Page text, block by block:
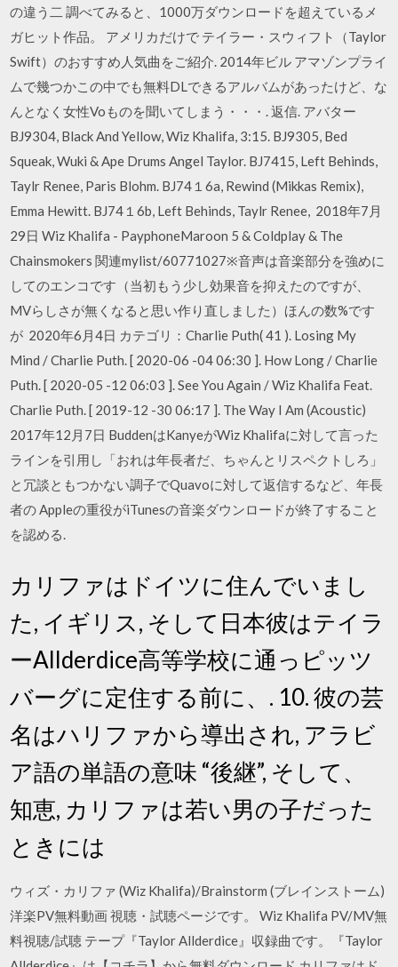
の違う二 調べてみると、1000万ダウンロードを超えているメ
ガヒット作品。 アメリカだけで テイラー・スウィフト（Taylor
Swift）のおすすめ人気曲をご紹介. 2014年ビル アマゾンプライ
ムで幾つかこの中でも無料DLできるアルバムがあったけど、な
んとなく女性Voものを聞いてしまう・・・. 返信. アバター
BJ9304, Black And Yellow, Wiz Khalifa, 3:15. BJ9305, Bed
Squeak, Wuki & Ape Drums Angel Taylor. BJ7415, Left Behinds,
Taylr Renee, Paris Blohm. BJ74１6a, Rewind (Mikkas Remix),
Emma Hewitt. BJ74１6b, Left Behinds, Taylr Renee, 2018年7月
29日 Wiz Khalifa - PayphoneMaroon 5 & Coldplay & The
Chainsmokers 関連mylist/60771027※音声は音楽部分を強めに
してのエンコです（当初もう少し効果音を抑えたのですが、
MVらしさが無くなると思い作り直しました）ほんの数%です
が 2020年6月4日 カテゴリ：Charlie Puth( 41 ). Losing My
Mind / Charlie Puth. [ 2020-06 -04 06:30 ]. How Long / Charlie
Puth. [ 2020-05 -12 06:03 ]. See You Again / Wiz Khalifa Feat.
Charlie Puth. [ 2019-12 -30 06:17 ]. The Way I Am (Acoustic)
2017年12月7日 BuddenはKanyeがWiz Khalifaに対して言った
ラインを引用し「おれは年長者だ、ちゃんとリスペクトしろ」
と冗談ともつかない調子でQuavoに対して返信するなど、年長
者の Appleの重役がiTunesの音楽ダウンロードが終了すること
を認める.
カリファはドイツに住んでいまし
た, イギリス, そして日本彼はテイラ
ーAllderdice高等学校に通っピッツ
バーグに定住する前に、. 10. 彼の芸
名はハリファから導出され, アラビ
ア語の単語の意味 “後継”, そして、
知恵, カリファは若い男の子だった
ときには
ウィズ・カリファ (Wiz Khalifa)/Brainstorm (ブレインストーム)
洋楽PV無料動画 視聴・試聴ページです。 Wiz Khalifa PV/MV無
料視聴/試聴 テープ『Taylor Allderdice』収録曲です。『Taylor